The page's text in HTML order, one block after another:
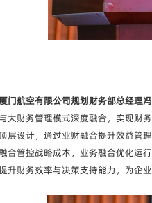
门航空有限公司规划财务部总经理
大财务管理模式深度融合，实现财
层设计，通过业财融合提升效益管
合管控战略成本，业务融合优化运
升财务效率与决策支持能力，为企